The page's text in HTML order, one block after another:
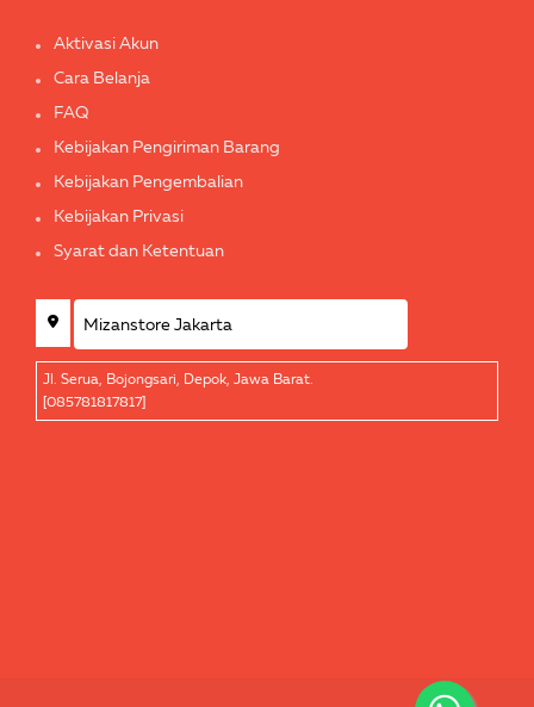
Aktivasi Akun
Cara Belanja
FAQ
Kebijakan Pengiriman Barang
Kebijakan Pengembalian
Kebijakan Privasi
Syarat dan Ketentuan
Jl. Serua, Bojongsari, Depok, Jawa Barat.
[085781817817]